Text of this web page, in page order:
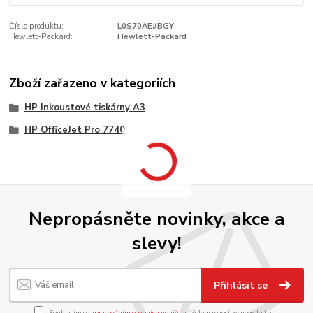
Číslo produktu:
L0S70AE#BGY
Hewlett-Packard:
Hewlett-Packard
Zboží zařazeno v kategoriích
HP Inkoustové tiskárny A3
HP OfficeJet Pro 7740
Nepropásněte novinky, akce a
slevy!
Přihlásit se